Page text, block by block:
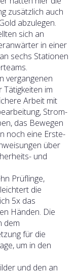
zusätzlich auch
abzulegen.
sich an
in einer
sechs Stationen
vergangenen
im
Arbeit mit
Strom-
das Bewegen
noch eine Erste-
über
und
Prüflinge,
die
5x das
Händen. Die
dem
für die
um in den
und den an